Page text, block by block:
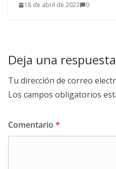
18 de abril de 2023 0
Deja una respuesta
Tu dirección de correo
Los campos obligatorios
Comentario *